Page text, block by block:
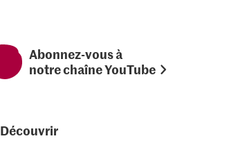
Abonnez-vous à
notre chaîne YouTube
Découvrir